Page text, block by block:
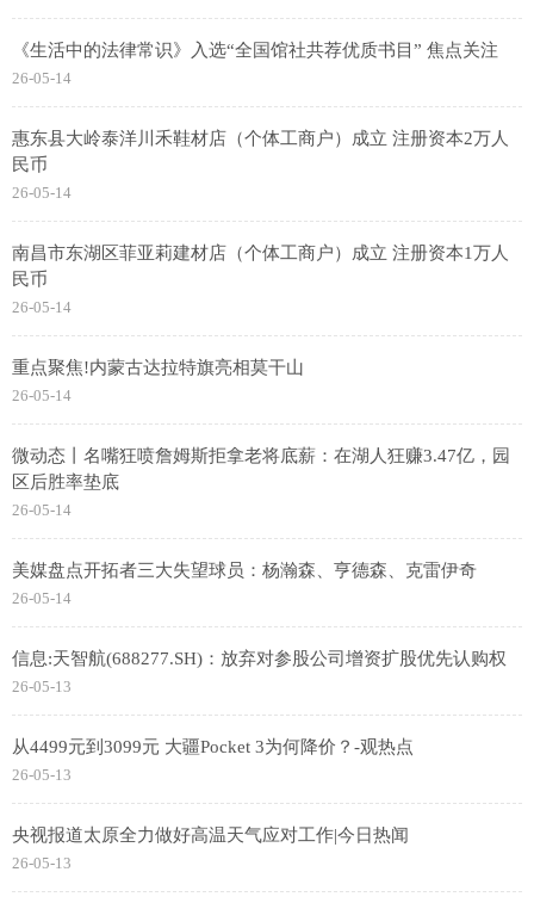
《生活中的法律常识》入选“全国馆社共荐优质书目” 焦点关注
26-05-14
惠东县大岭泰洋川禾鞋材店（个体工商户）成立 注册资本2万人
民币
26-05-14
南昌市东湖区菲亚莉建材店（个体工商户）成立 注册资本1万人
民币
26-05-14
重点聚焦!内蒙古达拉特旗亮相莫干山
26-05-14
微动态丨名嘴狂喷詹姆斯拒拿老将底薪：在湖人狂赚3.47亿，园
区后胜率垫底
26-05-14
美媒盘点开拓者三大失望球员：杨瀚森、亨德森、克雷伊奇
26-05-14
信息:天智航(688277.SH)：放弃对参股公司增资扩股优先认购权
26-05-13
从4499元到3099元 大疆Pocket 3为何降价？-观热点
26-05-13
央视报道太原全力做好高温天气应对工作|今日热闻
26-05-13